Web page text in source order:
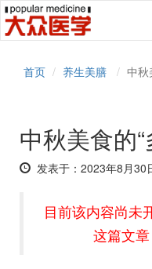
首页
养生美膳 中秋
中秋美食的
发表于：2023年8月30
目前该内容尚未
这篇文